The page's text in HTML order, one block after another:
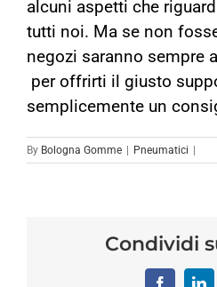
alcuni aspetti che
tutti noi. Ma se non
negozi saranno sempre
per offrirti il giusto
semplicemente un
By Bologna Gomme Pneumatici
Condividi
Facebook